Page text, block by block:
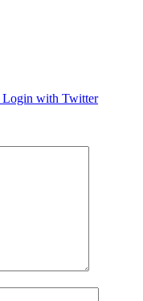
Login with Twitter